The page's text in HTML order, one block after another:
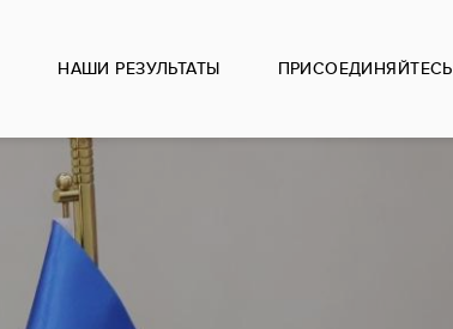
НАШИ РЕЗУЛЬТАТЫ ПРИСОЕДИНЯЙТЕСЬ